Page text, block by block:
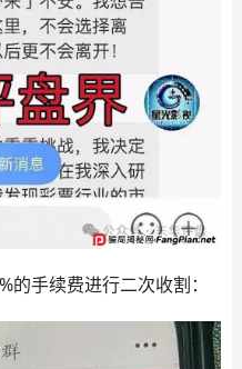
手续费进行二次收割：